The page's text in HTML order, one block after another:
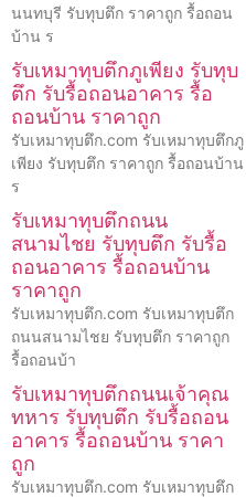
นนทบุรี รับทุบตึก ราคาถูก รื้อถอน
บ้าน ร
รับเหมาทุบตึกภูเพียง รับทุบ
ตึก รับรื้อถอนอาคาร รื้อ
ถอนบ้าน ราคาถูก
รับเหมาทุบตึก.com รับเหมาทุบตึกภู
เพียง รับทุบตึก ราคาถูก รื้อถอนบ้าน
ร
รับเหมาทุบตึกถนน
สนามไชย รับทุบตึก รับรื้อ
ถอนอาคาร รื้อถอนบ้าน
ราคาถูก
รับเหมาทุบตึก.com รับเหมาทุบตึก
ถนนสนามไชย รับทุบตึก ราคาถูก
รื้อถอนบ้า
รับเหมาทุบตึกถนนเจ้าคุณ
ทหาร รับทุบตึก รับรื้อถอน
อาคาร รื้อถอนบ้าน ราคา
ถูก
รับเหมาทุบตึก.com รับเหมาทุบตึก